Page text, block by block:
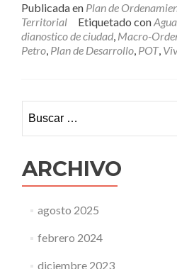
Publicada en Plan de
Territorial
Etiquetado conAgua
dianostico de ciudad, Macro-
Petro, Plan de Desarrollo, POT,
ARCHIVO
agosto 2025
febrero 2024
diciembre 2023